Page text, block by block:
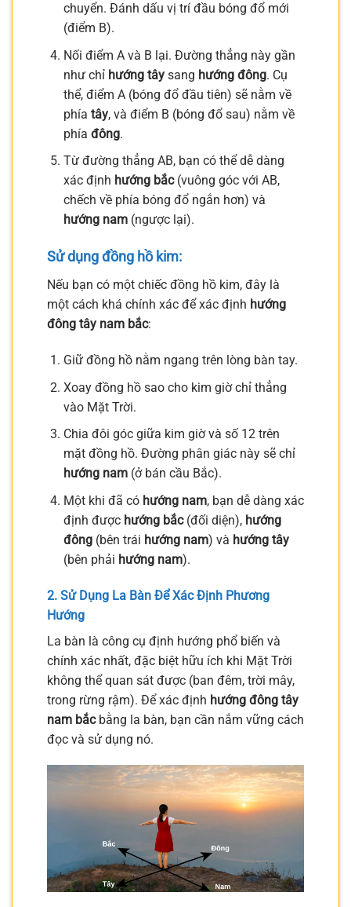
chuyển. Đánh dấu vị trí đầu bóng đổ mới
(điểm B).
Nối điểm A và B lại. Đường thẳng này gần
như chỉ hướng tâysang hướng đông. Cụ
thể, điểm A (bóng đổ đầu tiên) sẽ nằm về
phía tây, và điểm B (bóng đổ sau) nằm về
phía đông.
Từ đường thẳng AB, bạn có thể dễ dàng
xác định hướng bắc(vuông góc với AB,
chếch về phía bóng đổ ngắn hơn) và
hướng nam(ngược lại).
Sử dụng đồng hồ kim:
Nếu bạn có một chiếc đồng hồ kim, đây là
một cách khá chính xác để xác định hướng
đông tây nam bắc:
Giữ đồng hồ nằm ngang trên lòng bàn tay.
Xoay đồng hồ sao cho kim giờ chỉ thẳng
vào Mặt Trời.
Chia đôi góc giữa kim giờ và số 12 trên
mặt đồng hồ. Đường phân giác này sẽ chỉ
hướng nam(ở bán cầu Bắc).
Một khi đã có hướng nam, bạn dễ dàng xác
định được hướng bắc(đối diện), hướng
đông(bên trái hướng nam) và hướng tây
(bên phải hướng nam).
2. Sử Dụng La Bàn Để Xác Định Phương
Hướng
La bàn là công cụ định hướng phổ biến và
chính xác nhất, đặc biệt hữu ích khi Mặt Trời
không thể quan sát được (ban đêm, trời mây,
trong rừng rậm). Để xác định hướng đông tây
nam bắcbằng la bàn, bạn cần nắm vững cách
đọc và sử dụng nó.